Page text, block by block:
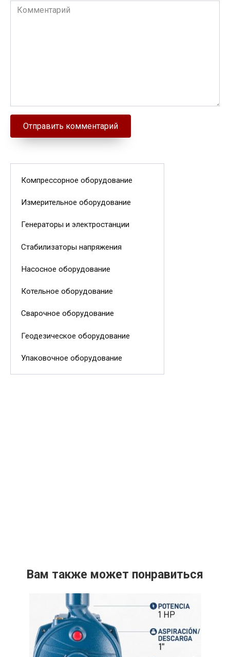
Комментарий
Компрессорное оборудование
Измерительное оборудование
Генераторы и электростанции
Стабилизаторы напряжения
Насосное оборудование
Котельное оборудование
Сварочное оборудование
Геодезическое оборудование
Упаковочное оборудование
Вам также может понравиться